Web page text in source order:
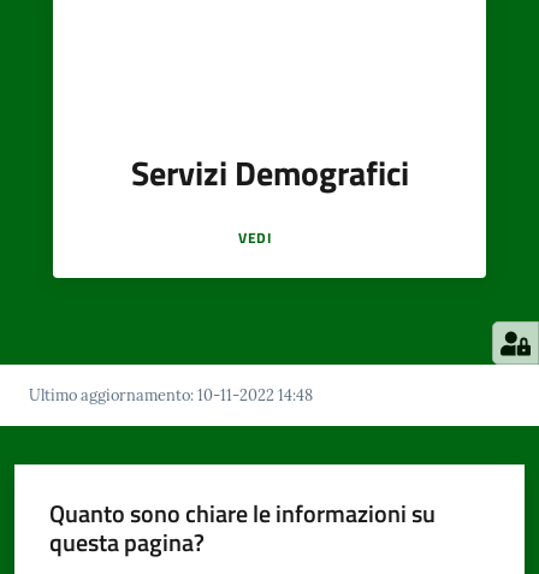
Servizi Demografici
VEDI
Ultimo aggiornamento:10-11-2022 14:48
Quanto sono chiare le informazioni su
questa pagina?